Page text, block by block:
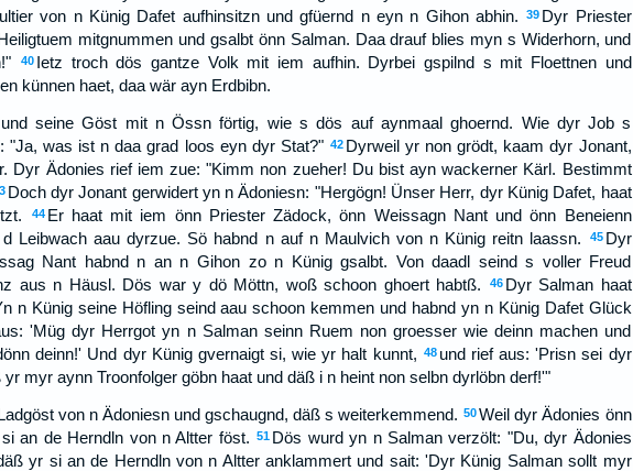
von n Künig Dafet aufhinsitzn und gfüernd n eyn n Gihon abhin.
39 Dyr Priester
mitgnummen und gsalbt önn Salman. Daa drauf blies myn s Widerhorn, und
40 Ietz troch dös gantze Volk mit iem aufhin. Dyrbei gspilnd s mit Floettnen und
künnen haet, daa wär ayn Erdbibn.
seine Göst mit n Össn förtig, wie s dös auf aynmaal ghoernd. Wie dyr Job s
"Ja, was ist n daa grad loos eyn dyr Stat?" 42 Dyrweil yr non grödt, kaam dyr Jonant,
Dyr Ädonies rief iem zue: "Kimm non zueher! Du bist ayn wackerner Kärl. Bestimmt
Doch dyr Jonant gerwidert yn n Ädoniesn: "Hergögn! Ünser Herr, dyr Künig Dafet, haat
44 Er haat mit iem önn Priester Zädock, önn Weissagn Nant und önn Beneienn
Leibwach aau dyrzue. Sö habnd n auf n Maulvich von n Künig reitn laassn.
45 Dyr
Nant habnd n an n Gihon zo n Künig gsalbt. Von daadl seind s voller Freud
aus n Häusl. Dös war y dö Möttn, woß schoon ghoert habtß.
46 Dyr Salman haat
n Künig seine Höfling seind aau schoon kemmen und habnd yn n Künig Dafet Glück
'Müg dyr Herrgot yn n Salman seinn Ruem non groesser wie deinn machen und
deinn!' Und dyr Künig gvernaigt si, wie yr halt kunnt, 48 und rief aus: 'Prisn sei dyr
myr aynn Troonfolger göbn haat und däß i n heint non selbn dyrlöbn derf!'"
von n Ädoniesn und gschaugnd, däß s weiterkemmend. 50Weil dyr Ädonies önn
an de Herndln von n Altter föst.
51 Dös wurd yn n Salman verzölt: "Du, dyr Ädonies
yr si an de Herndln von n Altter anklammert und sait: 'Dyr Künig Salman sollt myr